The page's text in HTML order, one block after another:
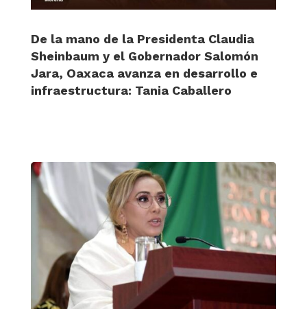
De la mano de la Presidenta Claudia
Sheinbaum y el Gobernador Salomón
Jara, Oaxaca avanza en desarrollo e
infraestructura: Tania Caballero